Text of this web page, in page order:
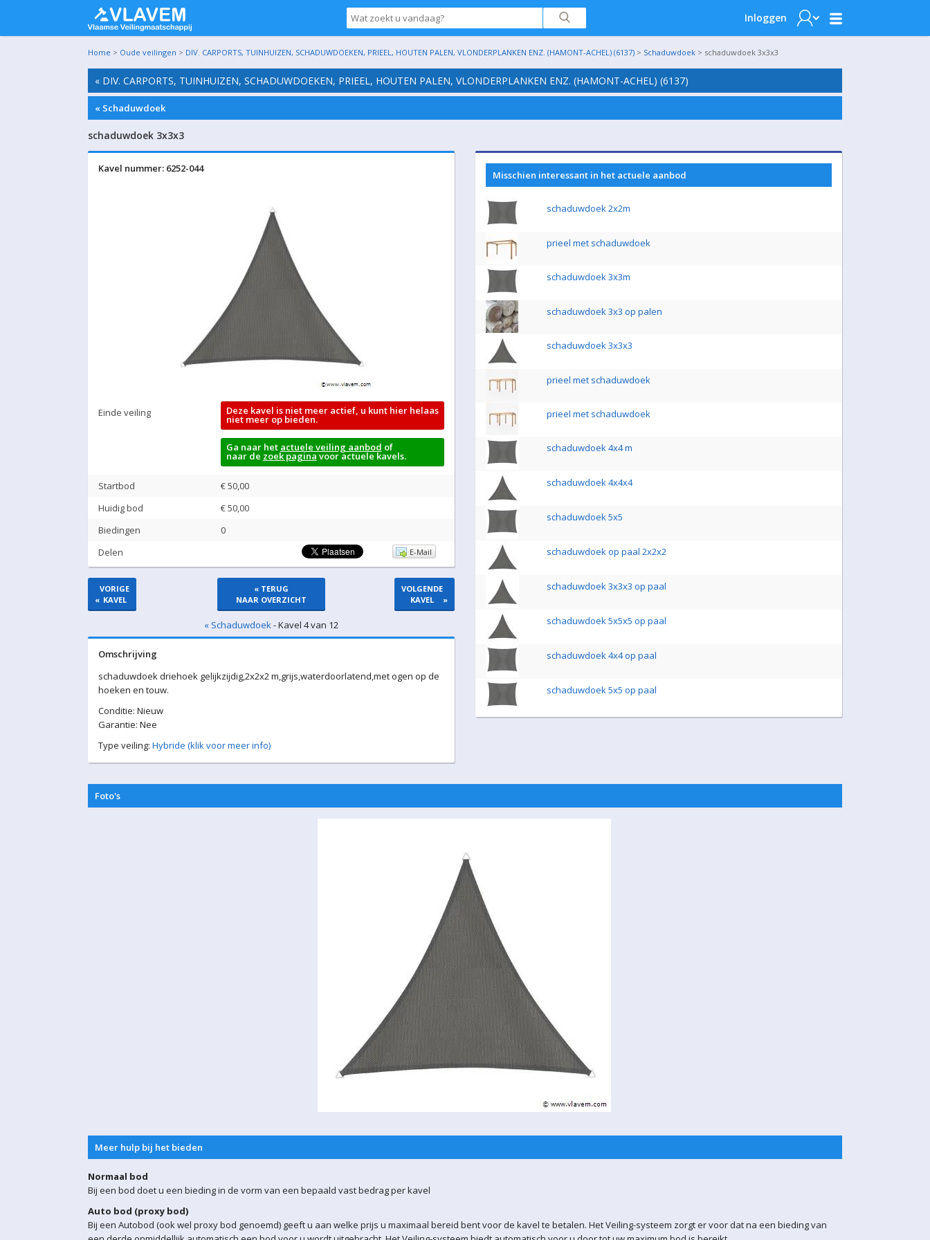
Inloggen
Home > Oude veilingen > DIV. CARPORTS, TUINHUIZEN, SCHADUWDOEKEN, PRIEEL, HOUTEN PALEN, VLONDERPLANKEN ENZ. (HAMONT-ACHEL) (6137) > Schaduwdoek > schaduwdoek 3x3x3
« DIV. CARPORTS, TUINHUIZEN, SCHADUWDOEKEN, PRIEEL, HOUTEN PALEN, VLONDERPLANKEN ENZ. (HAMONT-ACHEL) (6137)
« Schaduwdoek
schaduwdoek 3x3x3
Kavel nummer: 6252-044
Einde veiling Deze kavel is niet meer actief, u kunt hier helaas
niet meer op bieden.
Ga naar het actuele veiling aanbod of
naar de zoek paginavoor actuele kavels.
Startbod
€ 50,00
Huidig bod
€50,00
Biedingen
0
Delen
E-Mail
«
VORIGE
KAVEL
« TERUG
NAAR OVERZICHT
VOLGENDE
KAVEL
»
« Schaduwdoek- Kavel 4 van 12
Omschrijving
schaduwdoek driehoek gelijkzijdig,2x2x2 m,grijs,waterdoorlatend,met ogen op de
hoeken en touw.
Conditie: Nieuw
Garantie: Nee
Type veiling: Hybride (klik voor meer info)
Misschien interessant in het actuele aanbod
schaduwdoek 2x2m
prieel met schaduwdoek
schaduwdoek 3x3m
schaduwdoek 3x3 op palen
schaduwdoek 3x3x3
prieel met schaduwdoek
prieel met schaduwdoek
schaduwdoek 4x4 m
schaduwdoek 4x4x4
schaduwdoek 5x5
schaduwdoek op paal 2x2x2
schaduwdoek 3x3x3 op paal
schaduwdoek 5x5x5 op paal
schaduwdoek 4x4 op paal
schaduwdoek 5x5 op paal
Foto's
Meer hulp bij het bieden
Normaal bod
Bij een bod doet u een bieding in de vorm van een bepaald vast bedrag per kavel
Auto bod (proxy bod)
Bij een Autobod (ook wel proxy bod genoemd) geeft u aan welke prijs u maximaal bereid bent voor de kavel te betalen. Het Veiling-systeem zorgt er voor dat na een bieding van